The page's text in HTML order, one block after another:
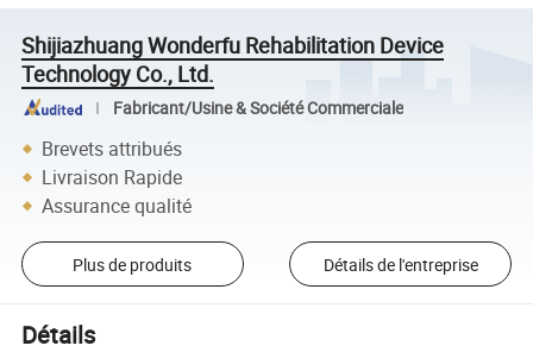
Shijiazhuang Wonderfu Rehabilitation Device
Technology Co., Ltd.
Fabricant/Usine & Société Commerciale
Brevets attribués
Livraison Rapide
Assurance qualité
Plus de produits Détails de l'entreprise
Détails